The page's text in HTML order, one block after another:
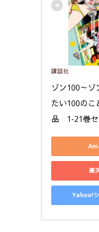
講談社
ゾン100～ゾ
たい100のこ
品　1-21巻
楽
Yahoo!